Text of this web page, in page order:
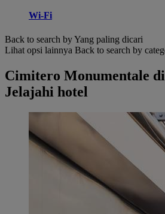
Wi-Fi
Back to search by Yang paling dicari
Lihat opsi lainnya Back to search by
Cimitero Monumentale
Jelajahi hotel